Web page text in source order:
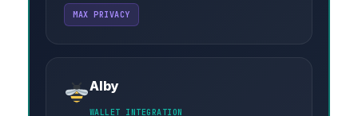
MAX PRIVACY
Alby
WALLET INTEGRATION